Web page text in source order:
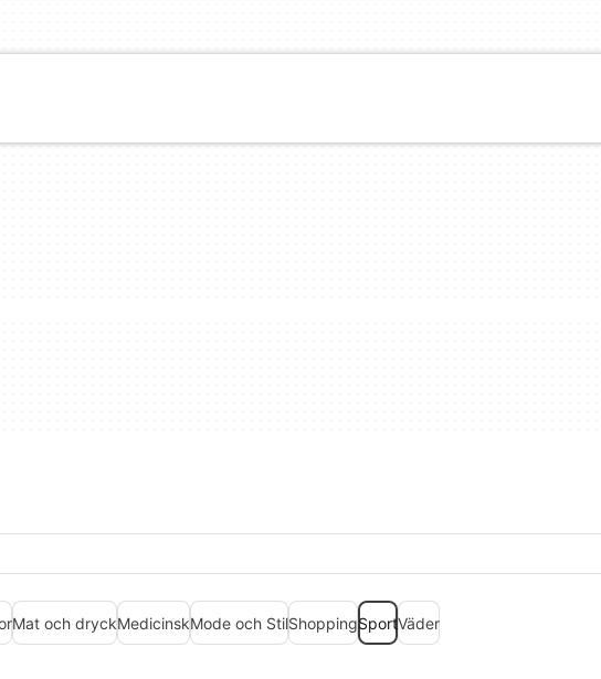
Mat och dryckMedicinskMode och StilShoppingSportVäder